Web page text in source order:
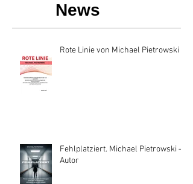
News
Rote Linie von Michael Pietrowski
Fehlplatziert. Michael Pietrowski —
Autor